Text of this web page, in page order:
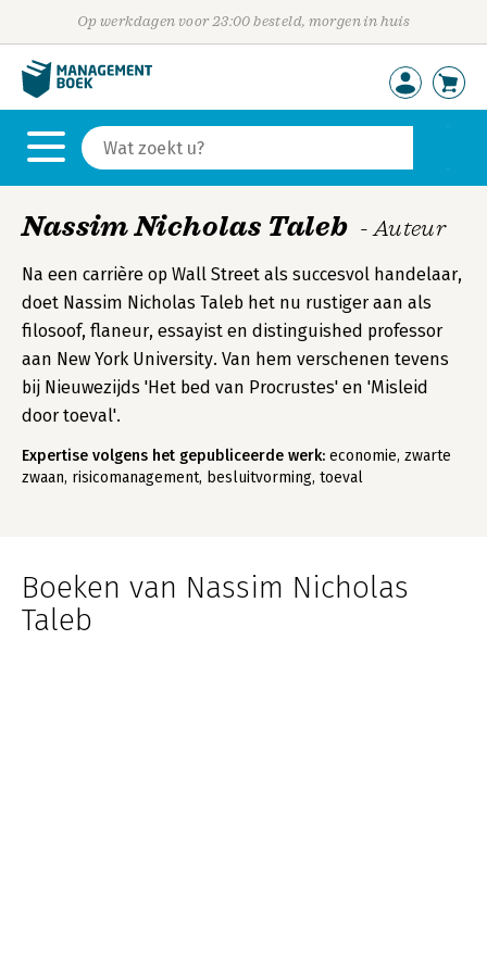
Op werkdagen voor 23:00 besteld, morgen in huis
Nassim Nicholas Taleb - Auteur
Na een carrière op Wall Street als succesvol handelaar,
doet Nassim Nicholas Taleb het nu rustiger aan als
filosoof, flaneur, essayist en distinguished professor
aan New York University. Van hem verschenen tevens
bij Nieuwezijds 'Het bed van Procrustes' en 'Misleid
door toeval'.
Expertise volgens het gepubliceerde werk: economie, zwarte
zwaan, risicomanagement, besluitvorming, toeval
Boeken van Nassim Nicholas
Taleb